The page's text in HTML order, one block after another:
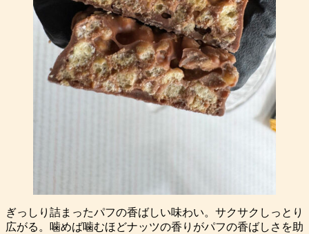
ぎっしり詰まったパフの香ばしい味わい。サクサクしっとり
広がる。噛めば噛むほどナッツの香りがパフの香ばしさを助